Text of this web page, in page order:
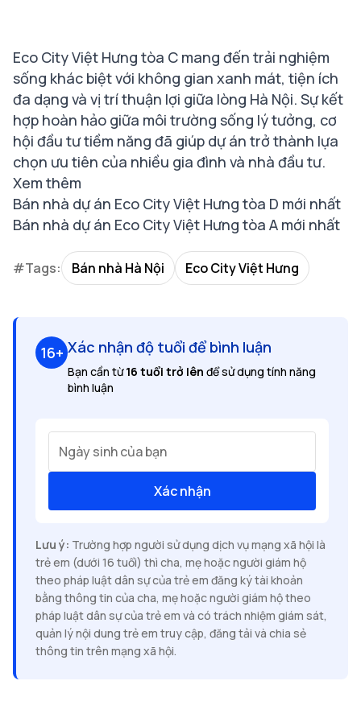
Eco City Việt Hưng tòa C mang đến trải nghiệm
sống khác biệt với không gian xanh mát, tiện ích
đa dạng và vị trí thuận lợi giữa lòng Hà Nội. Sự kết
hợp hoàn hảo giữa môi trường sống lý tưởng, cơ
hội đầu tư tiềm năng đã giúp dự án trở thành lựa
chọn ưu tiên của nhiều gia đình và nhà đầu tư.
Xem thêm
Bán nhà dự án Eco City Việt Hưng tòa D mới nhất
Bán nhà dự án Eco City Việt Hưng tòa A mới nhất
#Tags: Bán nhà Hà Nội Eco City Việt Hưng
16+ Xác nhận độ tuổi để bình luận
Bạn cần từ16 tuổi trở lên để sử dụng tính năng
bình luận
Ngày sinh của bạn
Xác nhận
Lưu ý: Trường hợp người sử dụng dịch vụ mạng xã hội là
trẻ em (dưới 16 tuổi) thì cha, mẹ hoặc người giám hộ
theo pháp luật dân sự của trẻ em đăng ký tài khoản
bằng thông tin của cha, mẹ hoặc người giám hộ theo
pháp luật dân sự của trẻ em và có trách nhiệm giám sát,
quản lý nội dung trẻ em truy cập, đăng tải và chia sẻ
thông tin trên mạng xã hội.